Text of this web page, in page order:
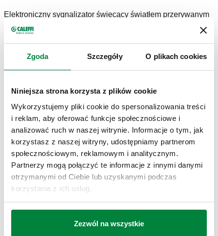
Zgoda Szczegóły O plikach cookies
Niniejsza strona korzysta z plików cookie
Wykorzystujemy pliki cookie do spersonalizowania treści
i reklam, aby oferować funkcje społecznościowe i
analizować ruch w naszej witrynie. Informacje o tym, jak
korzystasz z naszej witryny, udostępniamy partnerom
społecznościowym, reklamowym i analitycznym.
Partnerzy mogą połączyć te informacje z innymi danymi
otrzymanymi od Ciebie lub uzyskanymi podczas
korzystania z ich usług.
Zezwól na wszystkie
Elektroniczny sygnalizator świecący światłem przerywanym
DANE TECHNICZNE
Zasilanie elektryczne:230 V AC
CERTYFIKATY
RYSUNKI I SPECYFIKACJE